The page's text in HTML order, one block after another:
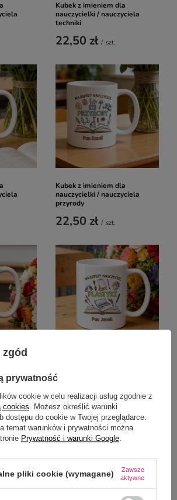
Kubek z imieniem dla
nauczycielki / nauczyciela
techniki
22,50 zł / szt.
Kubek z imieniem dla
nauczycielki / nauczyciela
przyrody
22,50 zł / szt.
nauczycielki / nauczyciela
plastyki
22,50 zł / szt.
prywatność
cookie w celu realizacji usług zgodnie z
cookies. Możesz określić warunki
dostępu do cookie w Twojej przeglądarce.
temat warunków i prywatności można
Prywatność i warunki Google.
pliki cookie (wymagane)
Zawsze
aktywne